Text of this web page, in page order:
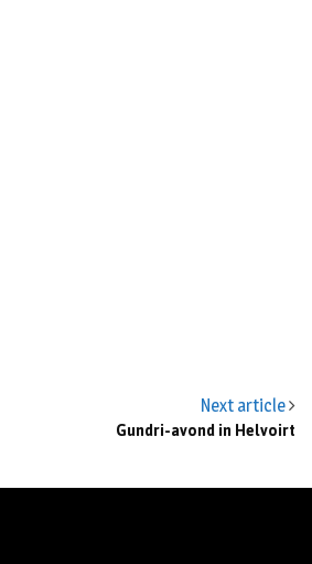
Next article
Gundri-avond in Helvoirt